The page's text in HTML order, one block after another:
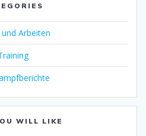
und Arbeiten
WILL LIKE